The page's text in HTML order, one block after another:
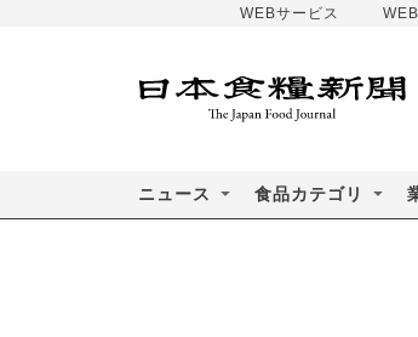
WEBサービス
ニュース 食品カテゴリ